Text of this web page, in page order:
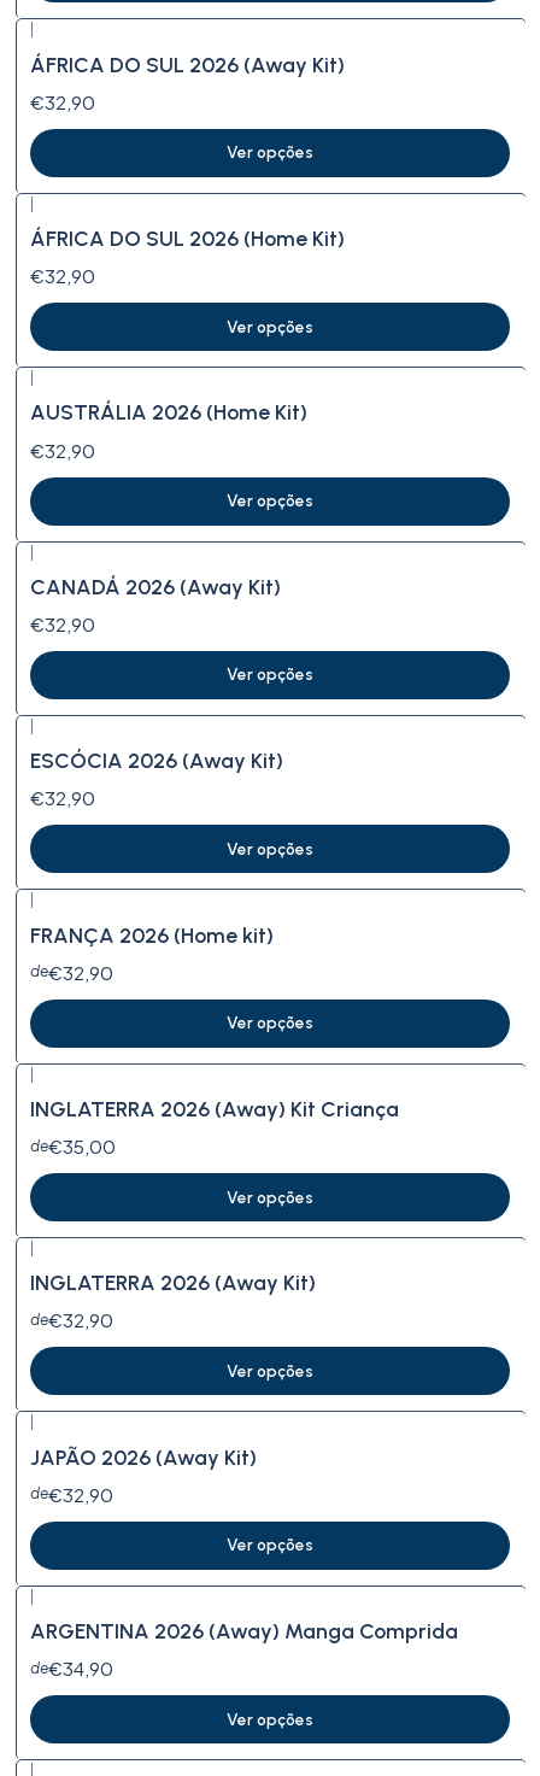
ÁFRICA DO SUL 2026 (Away Kit)
€32,90
Ver opções
ÁFRICA DO SUL 2026 (Home Kit)
€32,90
Ver opções
AUSTRÁLIA 2026 (Home Kit)
€32,90
Ver opções
|
CANADÁ 2026 (Away Kit)
€32,90
Ver opções
ESCÓCIA 2026 (Away Kit)
€32,90
Ver opções
FRANÇA 2026 (Home kit)
de€32,90
Ver opções
|
INGLATERRA 2026 (Away) Kit Criança
de€35,00
Ver opções
INGLATERRA 2026 (Away Kit)
de€32,90
Ver opções
JAPÃO 2026 (Away Kit)
de€32,90
Ver opções
ARGENTINA 2026 (Away) Manga Comprida
de€34,90
Ver opções